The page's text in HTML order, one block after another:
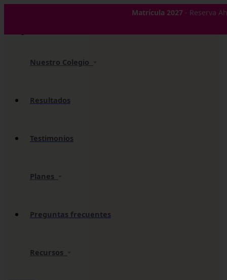
Matrícula 2027- Reserva
Nuestro Colegio
Resultados
Testimonios
Planes
Preguntas frecuentes
Recursos
✕